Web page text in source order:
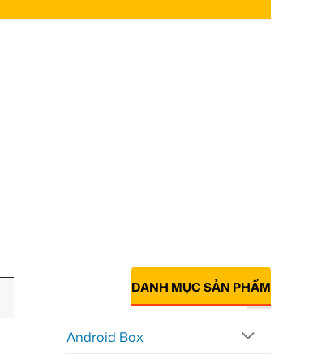
DANH MỤC SẢN PHẨM
Android Box